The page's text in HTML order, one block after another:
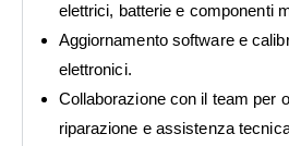
elettrici, batterie e componenti
Aggiornamento software e
elettronici.
Collaborazione con il team per
riparazione e assistenza